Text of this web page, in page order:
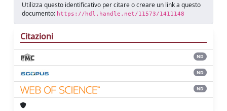
Utilizza questo identificativo per citare o creare un link a questo
documento: https://hdl.handle.net/11573/1411148
Citazioni
ND
ND
ND